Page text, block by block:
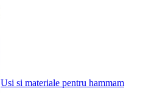
Usi si materiale pentru hammam